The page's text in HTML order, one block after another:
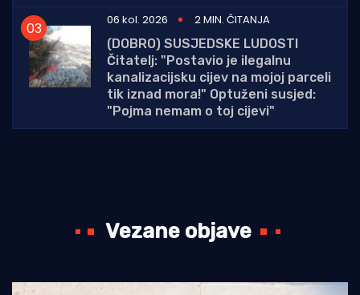
06 kol. 2026
2 MIN. ČITANJA
(DOBRO) SUSJEDSKE LUDOSTI
Čitatelj: "Postavio je ilegalnu
kanalizacijsku cijev na mojoj parceli
tik iznad mora!" Optuženi susjed:
"Pojma nemam o toj cijevi"
Vezane objave